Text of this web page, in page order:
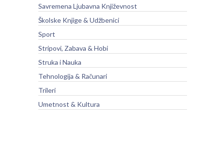
Savremena Ljubavna Književnost
Školske Knjige & Udžbenici
Sport
Stripovi, Zabava & Hobi
Struka i Nauka
Tehnologija & Računari
Trileri
Umetnost & Kultura